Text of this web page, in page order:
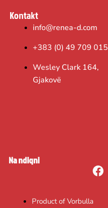
Kontakt
info@renea-d.com
+383 (0) 49 709 015
Wesley Clark 164,
Gjakovë
Na ndiqni
F
a
Product of Vorbulla